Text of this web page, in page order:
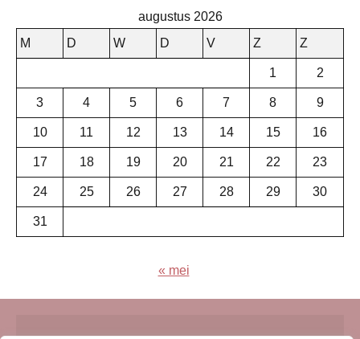
augustus 2026
M
D W D V Z Z
1 2
3 4 5 6 7 8 9
10 11 12 13 14 15 16
17 18 19 20 21 22 23
24 25 26 27 28 29 30
31
« mei